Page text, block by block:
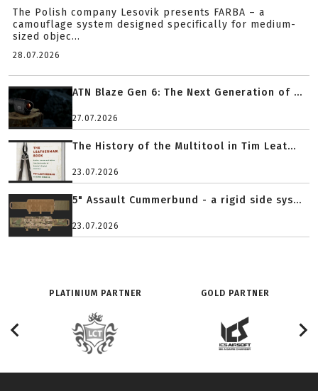
The Polish company Lesovik presents FARBA – a
camouflage system designed specifically for medium-
sized objec...
28.07.2026
ATN Blaze Gen 6: The Next Generation of ...
27.07.2026
The History of the Multitool in Tim Leat...
23.07.2026
5" Assault Cummerbund - a rigid side sys...
23.07.2026
PLATINIUM PARTNER GOLD PARTNER